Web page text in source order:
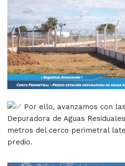
Por ello, avanzamos con
Depuradora de Aguas
metros del cerco perimetral
predio.